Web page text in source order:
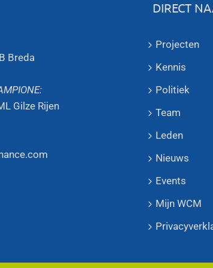
Breda
Gilze Rijen
DIRECT
Projecten
Kennis
Politiek
Team
Leden
Nieuws
Events
Mijn WCM